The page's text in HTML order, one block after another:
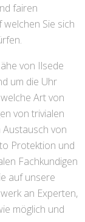
fairen
Sie sich
von Ilsede
um die Uhr
Art von
von trivialen
von
Protektion und
Fachkundigen
auf unsere
an Experten,
möglich und